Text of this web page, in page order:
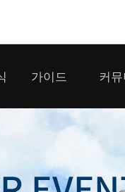
배틀그라
패스 오브
패스 오브
가이드 커
플레이
클랜